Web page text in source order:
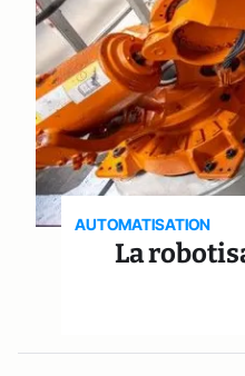
AUTOMATISATION
La